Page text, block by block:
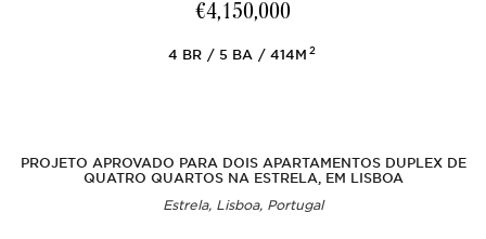
€4,150,000
4 BR 5 BA 414M2
PROJETO APROVADO PARA DOIS APARTAMENTOS DUPLEX DE
QUATRO QUARTOS NA ESTRELA, EM LISBOA
Estrela, Lisboa, Portugal